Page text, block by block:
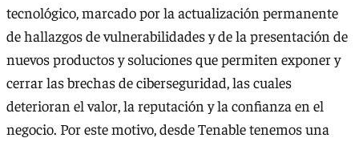
tecnológico, marcado por la actualización permanente
de hallazgos de vulnerabilidades y de la presentación de
nuevos productos y soluciones que permiten exponer y
cerrar las brechas de ciberseguridad, las cuales
deterioran el valor, la reputación y la confianza en el
negocio. Por este motivo, desde Tenable tenemos una